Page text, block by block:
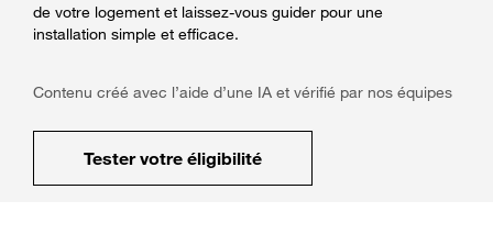
de votre logement et laissez-vous guider pour une
installation simple et efficace.
Contenu créé avec l’aide d’une IA et vérifié par nos équipes
Tester votre éligibilité